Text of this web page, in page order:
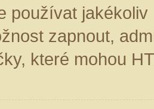
používat
zapnout,
které mohou